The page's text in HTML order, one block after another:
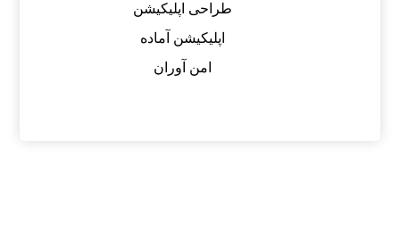
طراحی اپلیکیشن
اپلیکیشن آماده
امن آوران